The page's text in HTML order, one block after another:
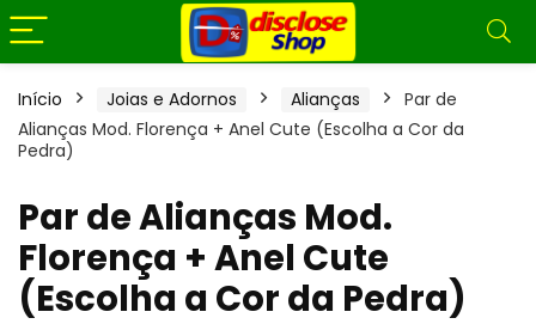
Início Joias e Adornos Alianças
Par de
Alianças Mod. Florença + Anel Cute (Escolha a Cor da
Pedra)
Par de Alianças Mod.
Florença + Anel Cute
(Escolha a Cor da Pedra)